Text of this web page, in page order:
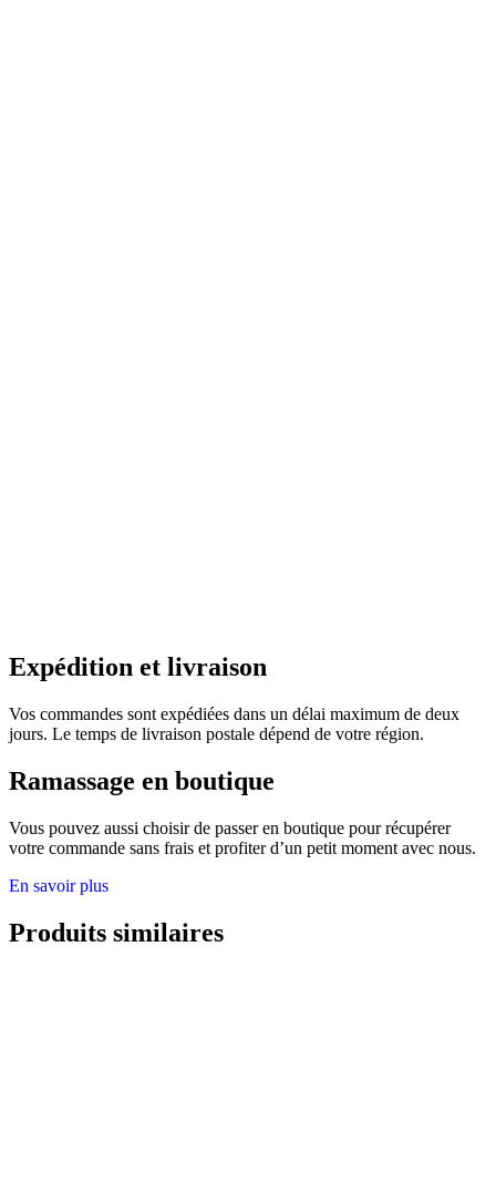
Expédition et livraison
Vos commandes sont expédiées dans un délai maximum de deux
jours. Le temps de livraison postale dépend de votre région.
Ramassage en boutique
Vous pouvez aussi choisir de passer en boutique pour récupérer
votre commande sans frais et profiter d’un petit moment avec nous.
En savoir plus
Produits similaires